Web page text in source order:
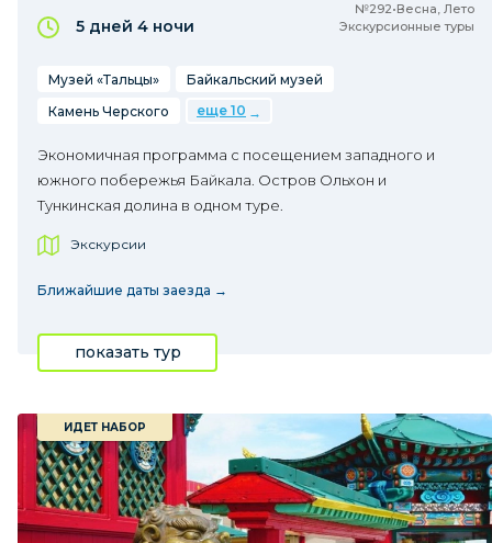
№292•Весна, Лето
Экскурсионные туры
5 дней 4 ночи
Музей «Тальцы»
Байкальский музей
Камень Черского
еще 10
Экономичная программа с посещением западного и
южного побережья Байкала. Остров Ольхон и
Тункинская долина в одном туре.
Экскурсии
Ближайшие даты заезда →
показать тур
ИДЕТ НАБОР